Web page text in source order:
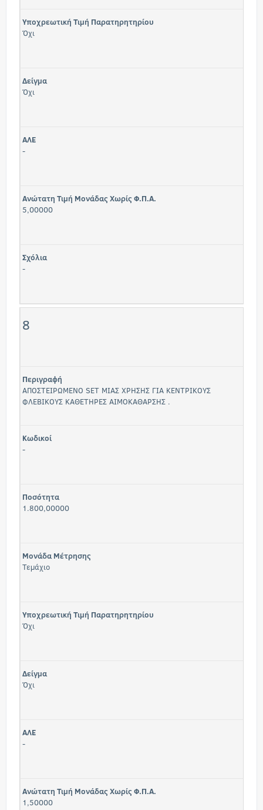
Υποχρεωτική Τιμή Παρατηρητηρίου
Όχι
Δείγμα
Όχι
ΑΛΕ
-
Ανώτατη Τιμή Μονάδας Χωρίς Φ.Π.Α.
5,00000
Σχόλια
-
8
Περιγραφή
ΑΠΟΣΤΕΙΡΩΜΕΝΟ SET ΜΙΑΣ ΧΡΗΣΗΣ ΓΙΑ ΚΕΝΤΡΙΚΟΥΣ
ΦΛΕΒΙΚΟΥΣ ΚΑΘΕΤΗΡΕΣ ΑΙΜΟΚΑΘΑΡΣΗΣ .
Κωδικοί
-
Ποσότητα
1.800,00000
Μονάδα Μέτρησης
Τεμάχιο
Υποχρεωτική Τιμή Παρατηρητηρίου
Όχι
Δείγμα
Όχι
ΑΛΕ
-
Ανώτατη Τιμή Μονάδας Χωρίς Φ.Π.Α.
1,50000